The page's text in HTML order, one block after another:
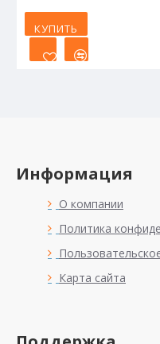
КУПИТЬ
Информация
О компании
Политика
Карта сайта